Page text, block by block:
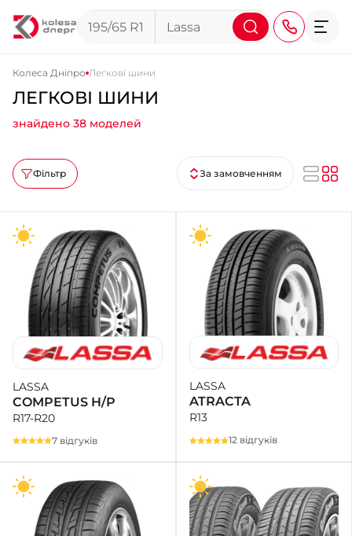
+38 (095) 276-44-44
+38 (067) 911-14-14
- на Щепкіна
+38 (098) 911-911-0
- на Тополі
+38 (098) 911-911-4
- на Калиновій
+38 (077) 7-184-184
- Донецьке шосе
+38 (050)-911-911-2
- Щепкіна
+38 (099)-643-33-77
- Тополь
Колеса Дніпро Легкові шини
ЛЕГКОВІ ШИНИ
знайдено 38 моделей
Фільтр За замовченням
LASSA
COMPETUS H/P
R17-R20
7 відгуків
LASSA
ATRACTA
R13
12 відгуків